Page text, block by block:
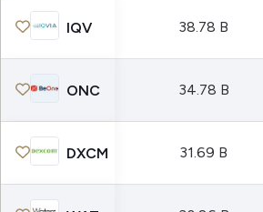
IQV 38.78 B
ONC 34.78 B
DXCM 31.69 B